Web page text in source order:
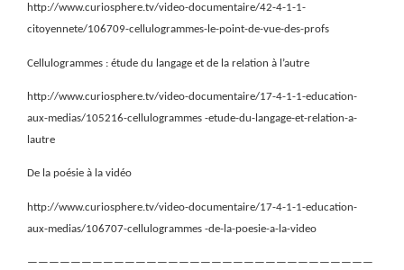
http://www.curiosphere.tv/video-documentaire/42-4-1-1-
citoyennete/106709-cellulogrammes-le-point-de-vue-des-profs
Cellulogrammes : étude du langage et de la relation à l’autre
http://www.curiosphere.tv/video-documentaire/17-4-1-1-education-
aux-medias/105216-cellulogrammes -etude-du-langage-et-relation-a-
lautre
De la poésie à la vidéo
http://www.curiosphere.tv/video-documentaire/17-4-1-1-education-
aux-medias/106707-cellulogrammes -de-la-poesie-a-la-video
————————————————————————————————